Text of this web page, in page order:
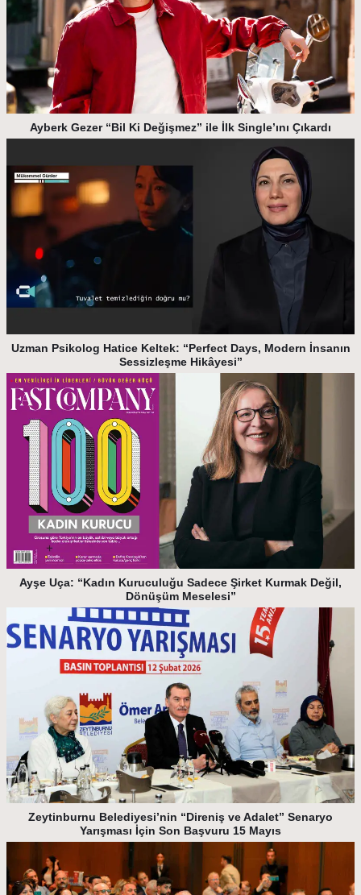
Ayberk Gezer “Bil Ki Değişmez” ile İlk Single’ını Çıkardı
Uzman Psikolog Hatice Keltek: “Perfect Days, Modern İnsanın
Sessizleşme Hikâyesi”
Ayşe Uça: “Kadın Kuruculuğu Sadece Şirket Kurmak Değil,
Dönüşüm Meselesi”
Zeytinburnu Belediyesi’nin “Direniş ve Adalet” Senaryo
Yarışması İçin Son Başvuru 15 Mayıs